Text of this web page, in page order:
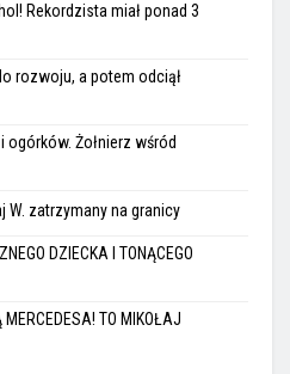
Rekordzista miał ponad 3
rozwoju, a potem odciął
Żołnierz wśród
W. zatrzymany na granicy
DZIECKA I TONĄCEGO
MERCEDESA! TO MIKOŁAJ